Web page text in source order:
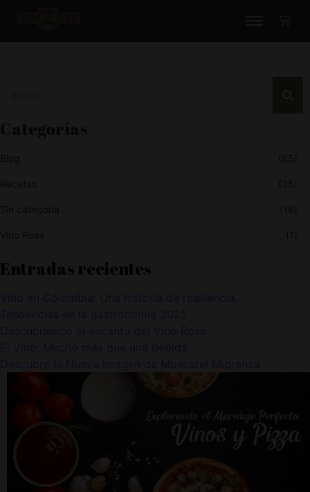
Entradas recientes